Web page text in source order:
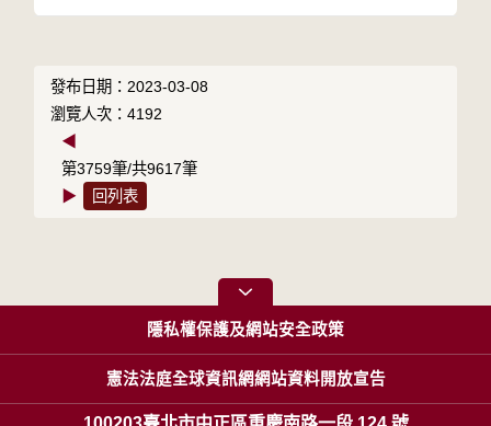
發布日期：2023-03-08
瀏覽人次：4192
◀
第3759筆/共9617筆
▶
回列表
隱私權保護及網站安全政策
憲法法庭全球資訊網網站資料開放宣告